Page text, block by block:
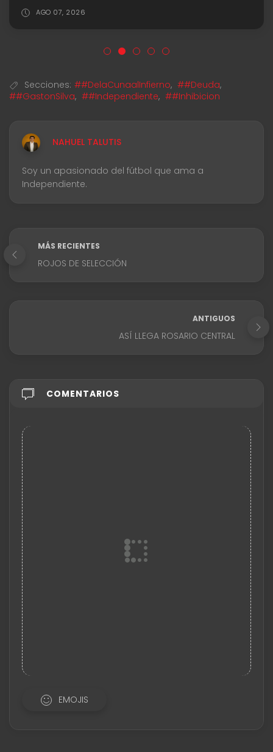
AGO 07, 2026
Secciones: ##DelaCunaalInfierno, ##Deuda,
##GastonSilva, ##Independiente, ##Inhibicion
NAHUEL TALUTIS
Soy un apasionado del fútbol que ama a
Independiente.
MÁS RECIENTES
ROJOS DE SELECCIÓN
ANTIGUOS
ASÍ LLEGA ROSARIO CENTRAL
COMENTARIOS
EMOJIS